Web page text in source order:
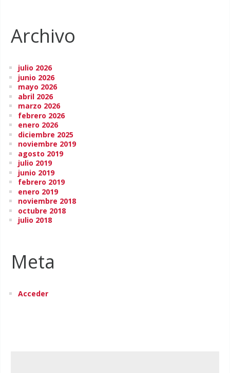
Archivo
julio 2026
junio 2026
mayo 2026
abril 2026
marzo 2026
febrero 2026
enero 2026
diciembre 2025
noviembre 2019
agosto 2019
julio 2019
junio 2019
febrero 2019
enero 2019
noviembre 2018
octubre 2018
julio 2018
Meta
Acceder